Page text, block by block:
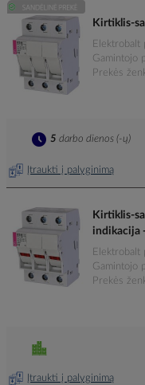
Kirtiklis-
Elektrobalt
Gamintojo
Prekės
Įtraukti į palyginimą
5 darbo dienos (-ų)
Kirtiklis-
indikacija -
Elektrobalt
Gamintojo
Prekės
Įtraukti į palyginimą